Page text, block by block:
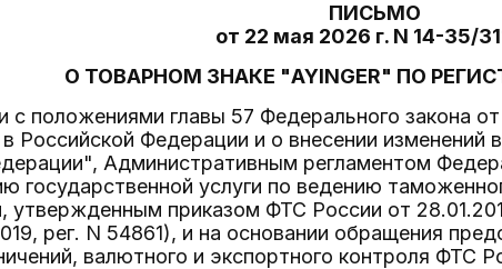
ПИСЬМО
от 22 мая 2026 г. N 14-35/
О ТОВАРНОМ ЗНАКЕ "AYINGER" ПО
с положениями главы 57 Федерального закона
в Российской Федерации и о внесении изменений
Административным регламентом
государственной услуги по ведению
утвержденным приказом ФТС России от
рег. N 54861), и на основании обращения
валютного и экспортного контроля ФТС